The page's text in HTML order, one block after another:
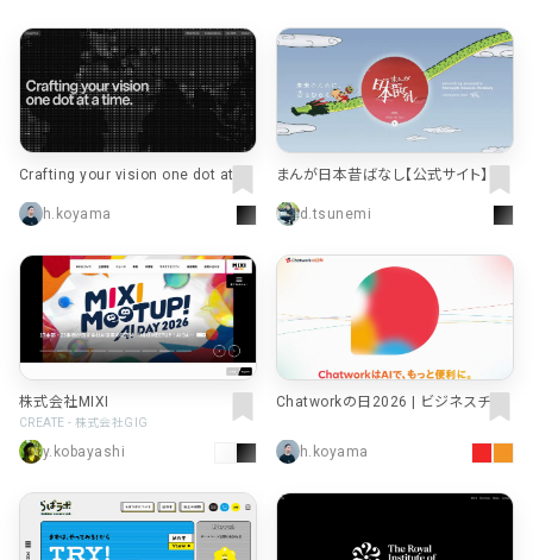
Crafting your vision one dot at a t
h.koyama
まんが日本昔ばなし【公式サイト】
d.tsunemi
株式会社MIXI
CREATE - 株式会社GIG
y.kobayashi
Chatworkの日2026 | ビジネスチャ
h.koyama